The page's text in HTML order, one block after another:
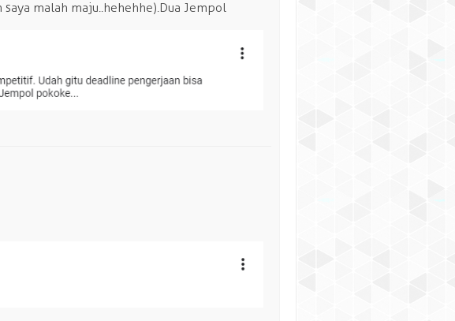
malah maju..hehehhe).Dua Jempol